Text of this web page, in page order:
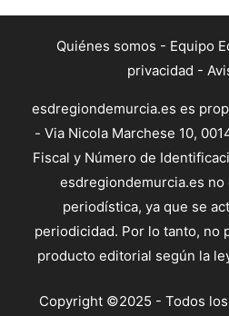
Quiénes somos - Equipo
privacidad -
esdregiondemurcia.es es
- Via Nicola Marchese 10,
Fiscal y Número de
esdregiondemurcia.es no
periodística, ya que se
periodicidad. Por lo tanto, no
producto editorial según la
Copyright ©2025 - Todos